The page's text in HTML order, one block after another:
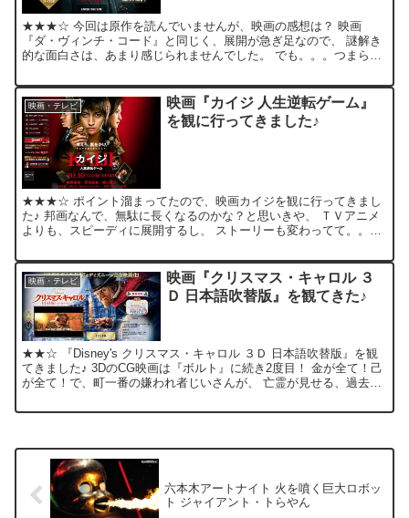
★★★☆ 今回は原作を読んでいませんが、映画の感想は？ 映画
『ダ・ヴィンチ・コード』と同じく、展開が急ぎ足なので、 謎解き
的な面白さは、あまり感じられませんでした。 でも。。。つまらな
映画・テレビ
映画『カイジ 人生逆転ゲーム』
を観に行ってきました♪
★★★☆ ポイント溜まってたので、映画カイジを観に行ってきまし
た♪ 邦画なんで、無駄に長くなるのかな？と思いきや、 ＴＶアニメ
よりも、スピーディに展開するし、 ストーリーも変わってて。。。
映画・テレビ
映画『クリスマス・キャロル ３
Ｄ 日本語吹替版』を観てきた♪
★★☆ 『Disney's クリスマス・キャロル ３Ｄ 日本語吹替版』を観
てきました♪ 3DのCG映画は『ボルト』に続き2度目！ 金が全て！己
が全て！で、町一番の嫌われ者じいさんが、 亡霊が見せる、過去・
六本木アートナイト 火を噴く巨大ロボッ
ト ジャイアント・トらやん